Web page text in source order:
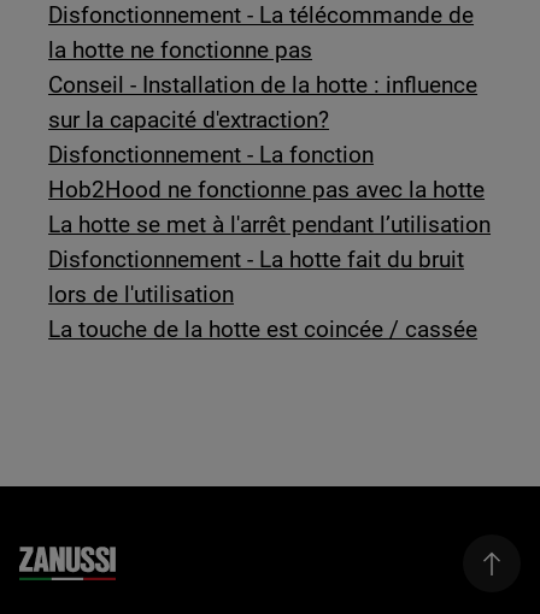
Disfonctionnement - La télécommande de
la hotte ne fonctionne pas
Conseil - Installation de la hotte : influence
sur la capacité d'extraction?
Disfonctionnement - La fonction
Hob2Hood ne fonctionne pas avec la hotte
La hotte se met à l'arrêt pendant l’utilisation
Disfonctionnement - La hotte fait du bruit
lors de l'utilisation
La touche de la hotte est coincée / cassée